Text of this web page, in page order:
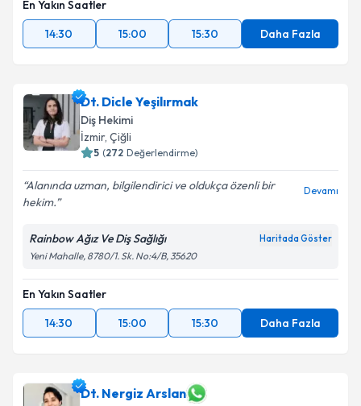
En Yakın Saatler
14:30
15:00 15:30 Daha Fazla
Dt. Dicle Yeşilırmak
Diş Hekimi
İzmir, Çiğli
5 (272 Değerlendirme)
Alanında uzman, bilgilendirici ve oldukça özenli bir
hekim.
Devamı
Rainbow Ağız Ve Diş Sağlığı Haritada Göster
Yeni Mahalle, 8780/1. Sk. No:4/B, 35620
En Yakın Saatler
14:30
15:00 15:30 Daha Fazla
Dt. Nergiz Arslan